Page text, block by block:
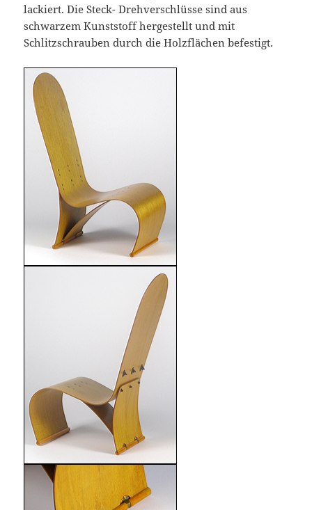
lackiert. Die Steck- Drehverschlüsse sind aus
schwarzem Kunststoff hergestellt und mit
Schlitzschrauben durch die Holzflächen befestigt.